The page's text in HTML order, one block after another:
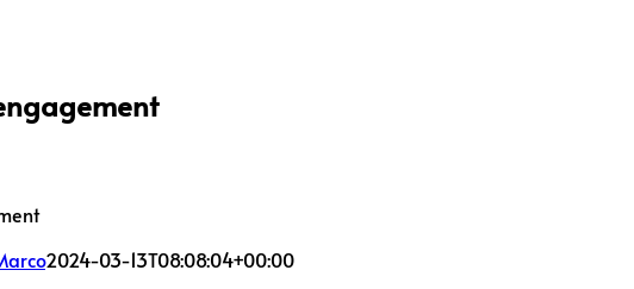
2024-03-13T08:08:04+00:00